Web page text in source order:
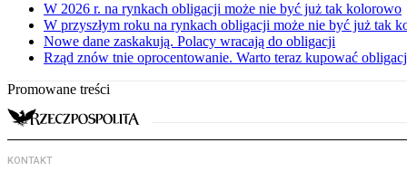
W 2026 r. na rynkach obligacji może nie być już tak kolorowo
W przyszłym roku na rynkach obligacji może nie być już tak
Nowe dane zaskakują. Polacy wracają do obligacji
Rząd znów tnie oprocentowanie. Warto teraz kupować
Promowane treści
KONTAKT